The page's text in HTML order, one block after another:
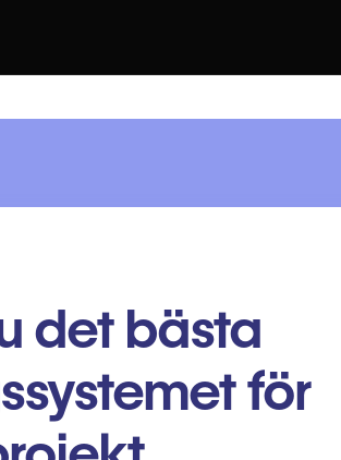
det bästa
för